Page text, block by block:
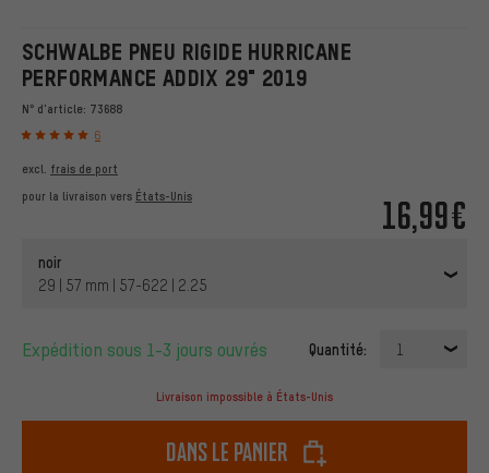
SCHWALBE PNEU RIGIDE HURRICANE
PERFORMANCE ADDIX 29" 2019
N° d'article: 73688
6
16,99€
excl. frais de port
pour la livraison vers États-Unis
noir
29 | 57 mm | 57-622 | 2.25
Expédition sous 1-3 jours ouvrés Quantité: 1
Livraison impossible à États-Unis
dans le panier